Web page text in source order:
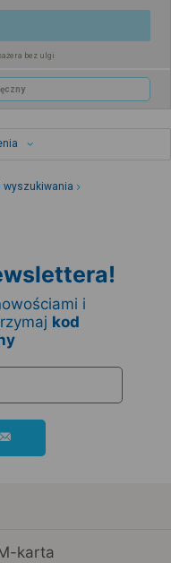
bez ulgi
wyszukiwania
i
kod
karta